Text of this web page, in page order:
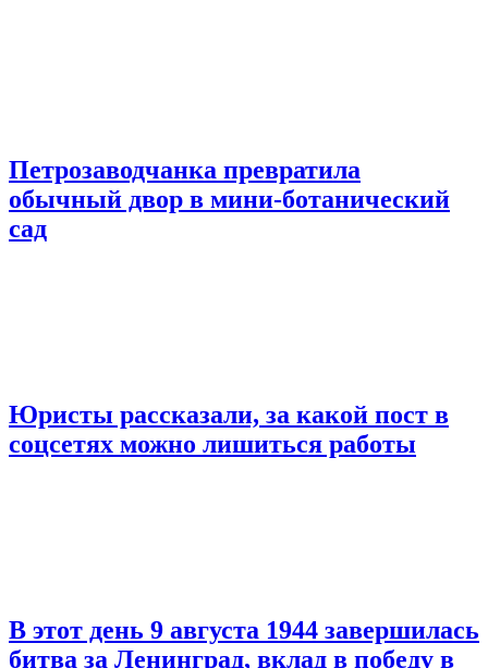
Петрозаводчанка превратила
обычный двор в мини-ботанический
сад
Юристы рассказали, за какой пост в
соцсетях можно лишиться работы
В этот день 9 августа 1944 завершилась
битва за Ленинград, вклад в победу в